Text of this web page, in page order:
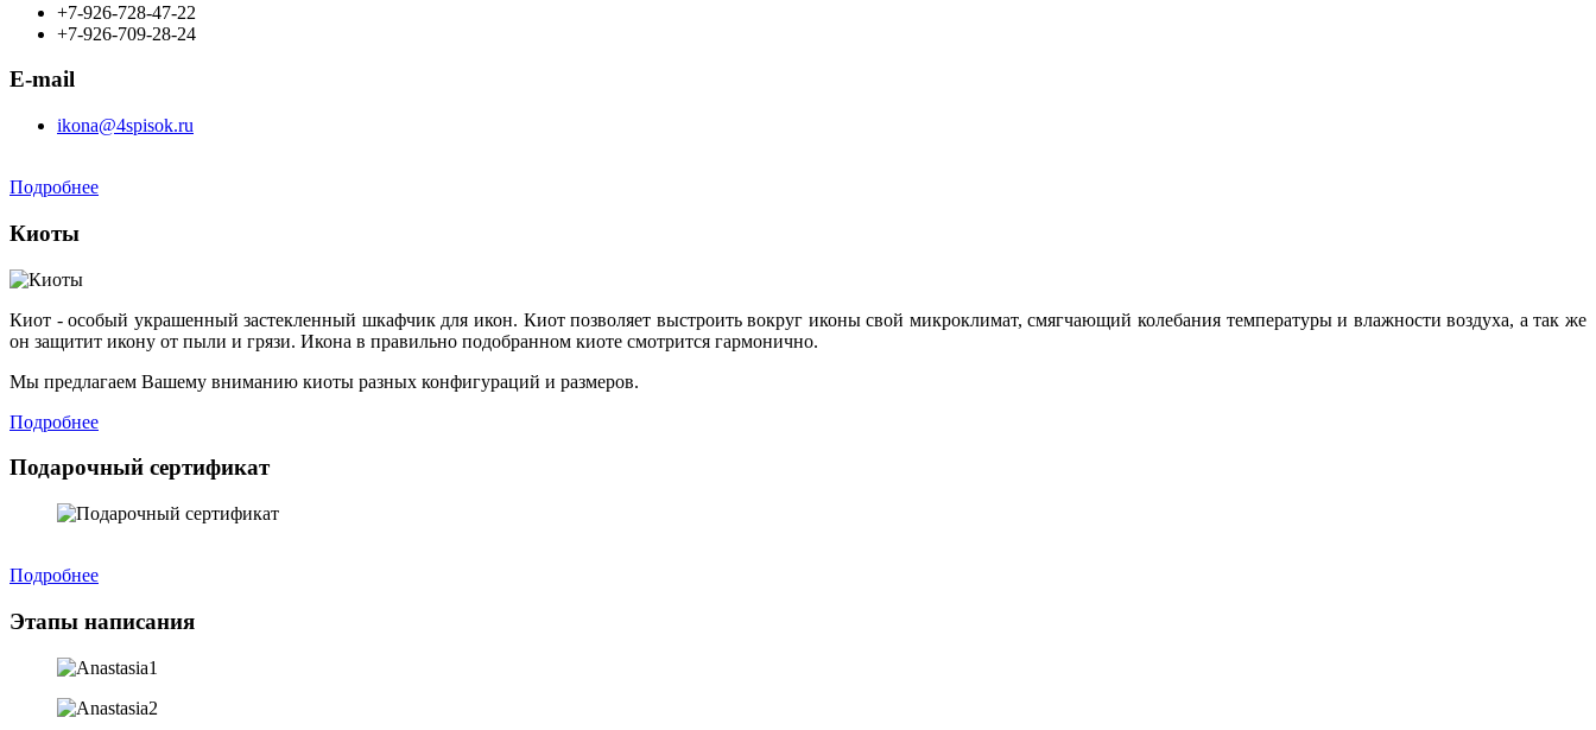
+7-926-728-47-22
+7-926-709-28-24
E-mail
ikona@4spisok.ru
Подробнее
Киоты
Киот - особый украшенный застекленный шкафчик для икон. Киот позволяет выстроить вокруг иконы свой микроклимат, смягчающий колебания температуры и влажности воздуха, а так же
он защитит икону от пыли и грязи. Икона в правильно подобранном киоте смотрится гармонично.
Мы предлагаем Вашему вниманию киоты разных конфигураций и размеров.
Подробнее
Подарочный сертификат
Подробнее
Этапы написания